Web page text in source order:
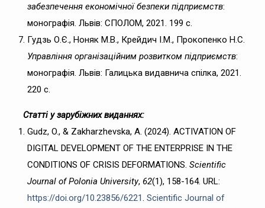
забезпечення економічної безпеки підприємств:
монографія. Львів: СПОЛОМ, 2021. 199 с.
Гудзь О.Є., Ноняк М.В., Крейдич І.М., Прокопенко Н.С.
Управління організаційним розвитком підприємств:
монографія. Львів: Галицька видавнича спілка, 2021.
220 с.
Статті у зарубіжних виданнях:
Gudz, O., & Zakharzhevska, A. (2024). ACTIVATION OF
DIGITAL DEVELOPMENT OF THE ENTERPRISE IN THE
CONDITIONS OF CRISIS DEFORMATIONS. Scientific
Journal of Polonia University, 62(1), 158-164. URL:
https://doi.org/10.23856/6221 Scientific Journal of